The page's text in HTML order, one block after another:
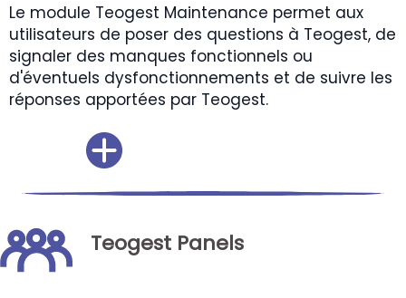
Le module Teogest Maintenance permet aux
utilisateurs de poser des questions à Teogest, de
signaler des manques fonctionnels ou
d'éventuels dysfonctionnements et de suivre les
réponses apportées par Teogest.
Teogest Panels